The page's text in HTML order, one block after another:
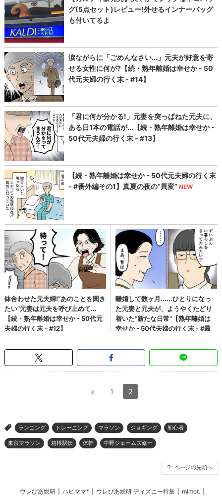
« 1 2
> ランニング トレーニング マラソン ジョギング 初心者
東京マラソン 箱根駅伝 体幹 中野ジェームズ修一
ページの先頭へ
ウレぴあ総研 ハピママ* ウレぴあ総研 ディズニー特集 mimot.